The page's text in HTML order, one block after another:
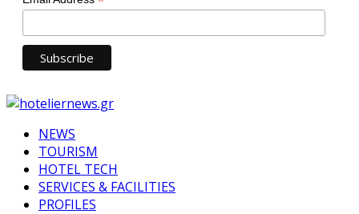
NEWS
TOURISM
HOTEL TECH
SERVICES & FACILITIES
PROFILES